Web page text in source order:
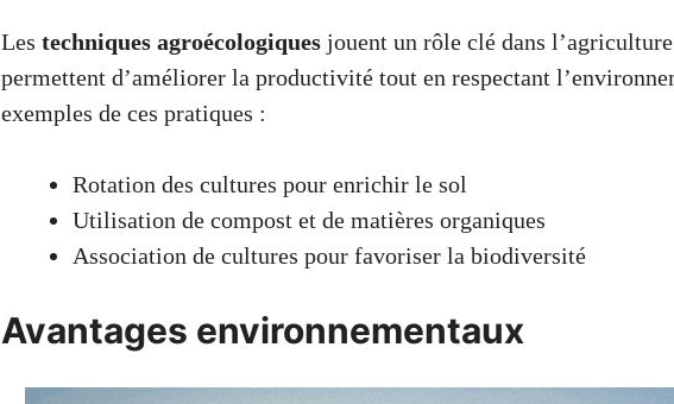
Les techniques agroécologiques jouent un rôle clé dans
permettent d’améliorer la productivité tout en respectant
exemples de ces pratiques :
Rotation des cultures pour enrichir le sol
Utilisation de compost et de matières organiques
Association de cultures pour favoriser la biodiversité
Avantages environnementaux